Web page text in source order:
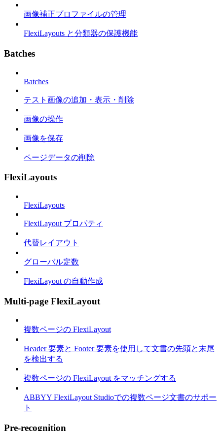
画像補正プロファイルの管理
FlexiLayouts と分類器の保護機能
Batches
Batches
テスト画像の追加・表示・削除
画像の操作
画像を保存
ページデータの削除
FlexiLayouts
FlexiLayouts
FlexiLayout プロパティ
代替レイアウト
グローバル定数
FlexiLayout の自動作成
Multi-page FlexiLayout
複数ページの FlexiLayout
Header 要素と Footer 要素を使用して文書の先頭と末尾
を検出する
複数ページの FlexiLayout をマッチングする
ABBYY FlexiLayout Studioでの複数ページ文書のサポー
ト
Pre-recognition